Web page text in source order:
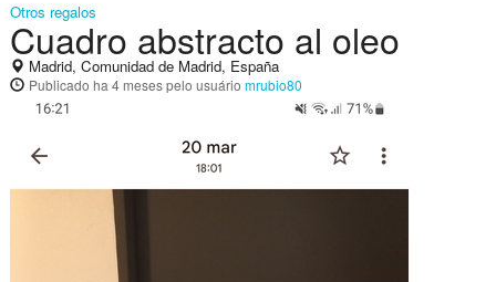
Otros regalos
Cuadro abstracto al oleo
Madrid, Comunidad de Madrid, España
Publicado ha 4 mesespelo usuário mrubio80